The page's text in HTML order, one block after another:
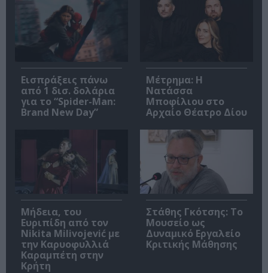
Εισπράξεις πάνω
από 1 δισ. δολάρια
για το “Spider-Man:
Brand New Day”
Μέτρημα: Η
Νατάσσα
Μποφίλιου στο
Αρχαίο Θέατρο Δίου
Μήδεια, του
Ευριπίδη από τον
Nikita Milivojević με
την Καρυοφυλλιά
Καραμπέτη στην
Κρήτη
Στάθης Γκότσης: Το
Μουσείο ως
Δυναμικό Εργαλείο
Κριτικής Μάθησης